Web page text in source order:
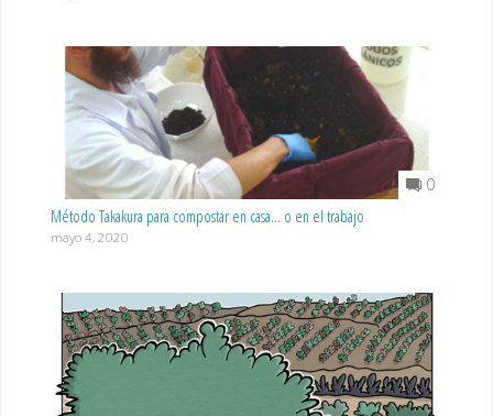
0
Método Takakura para compostar en casa… o en el trabajo
mayo 4, 2020